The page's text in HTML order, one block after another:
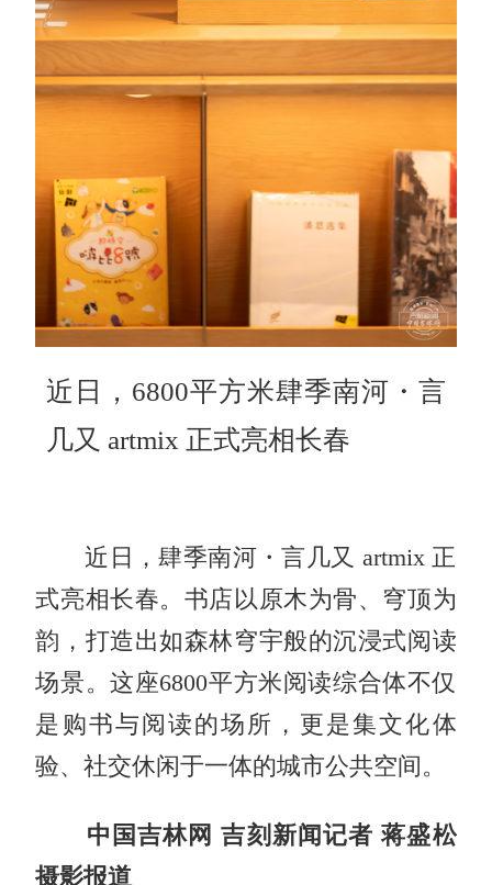
近日，6800平方米肆季南河・言
几又 artmix 正式亮相长春
近日，肆季南河・言几又 artmix 正
式亮相长春。书店以原木为骨、穹顶为
韵，打造出如森林穹宇般的沉浸式阅读
场景。这座6800平方米阅读综合体不仅
是购书与阅读的场所，更是集文化体
验、社交休闲于一体的城市公共空间。
中国吉林网 吉刻新闻记者 蒋盛松
摄影报道